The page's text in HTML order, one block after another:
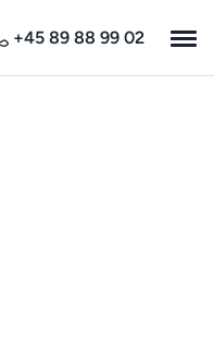
+45 89 88 99 02